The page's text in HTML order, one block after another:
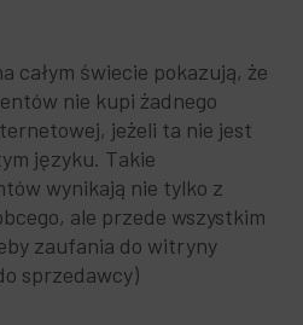
całym świecie pokazują, że
nie kupi żadnego
jeżeli ta nie jest
języku. Takie
wynikają nie tylko z
ale przede wszystkim
zaufania do witryny
sprzedawcy)